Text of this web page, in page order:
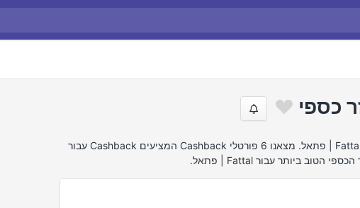
חיפשנו באינטרנט את הצעות ההחזר הטובות ביותר של Fattal | פתאל. מצאנו 6 פורטלי Cashback המציעים Cashback עבור